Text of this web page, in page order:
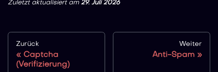
Zuletzt aktualisiertam 29. Juli 2026
Zurück
Captcha
(Verifizierung)
Weiter
Anti-Spam